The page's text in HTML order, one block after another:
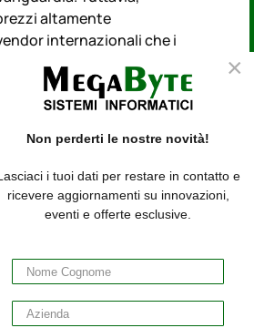
altamente
internazionali che i
eccellenti e
Personalizzata
servizio su misura,
le aziende che cercano
×
Non perderti le nostre novità!
i tuoi dati per restare in contatto e
ricevere aggiornamenti su innovazioni,
eventi e offerte esclusive.